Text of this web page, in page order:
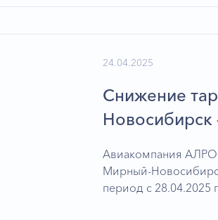
24.04.2025
Снижение
Авиакомпания
Мирный-
период c 28.04.2025